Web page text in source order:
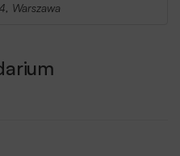
Warszawa